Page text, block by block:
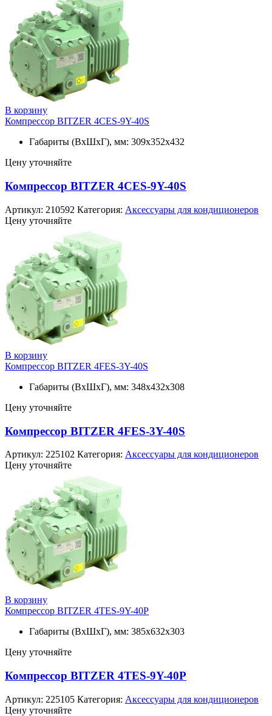
В корзину
Компрессор BITZER 4CES-9Y-40S
Габариты (ВхШхГ), мм: 309х352х432
Цену уточняйте
Компрессор BITZER 4CES-9Y-40S
Артикул: 210592 Категория: Аксессуары для кондиционеров
Цену уточняйте
В корзину
Компрессор BITZER 4FES-3Y-40S
Габариты (ВхШхГ), мм: 348x432x308
Цену уточняйте
Компрессор BITZER 4FES-3Y-40S
Артикул: 225102 Категория: Аксессуары для кондиционеров
Цену уточняйте
В корзину
Компрессор BITZER 4TES-9Y-40P
Габариты (ВхШхГ), мм: 385x632x303
Цену уточняйте
Компрессор BITZER 4TES-9Y-40P
Артикул: 225105 Категория: Аксессуары для кондиционеров
Цену уточняйте